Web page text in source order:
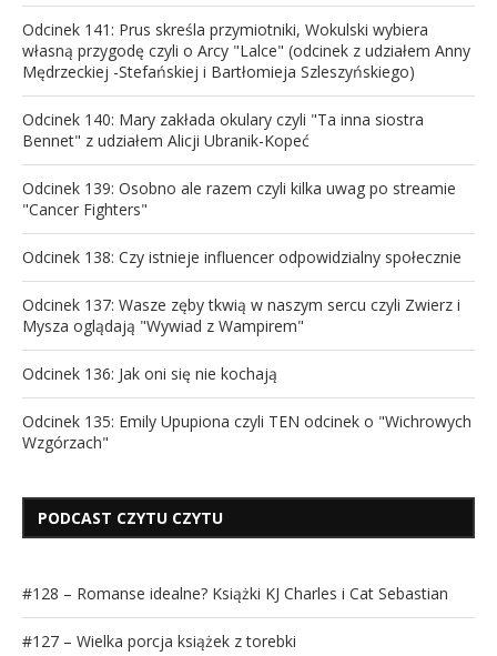
Odcinek 141: Prus skreśla przymiotniki, Wokulski wybiera
własną przygodę czyli o Arcy "Lalce" (odcinek z udziałem Anny
Mędrzeckiej -Stefańskiej i Bartłomieja Szleszyńskiego)
Odcinek 140: Mary zakłada okulary czyli "Ta inna siostra
Bennet" z udziałem Alicji Ubranik-Kopeć
Odcinek 139: Osobno ale razem czyli kilka uwag po streamie
"Cancer Fighters"
Odcinek 138: Czy istnieje influencer odpowidzialny społecznie
Odcinek 137: Wasze zęby tkwią w naszym sercu czyli Zwierz i
Mysza oglądają "Wywiad z Wampirem"
Odcinek 136: Jak oni się nie kochają
Odcinek 135: Emily Upupiona czyli TEN odcinek o "Wichrowych
Wzgórzach"
PODCAST CZYTU CZYTU
#128 – Romanse idealne? Książki KJ Charles i Cat Sebastian
#127 – Wielka porcja książek z torebki